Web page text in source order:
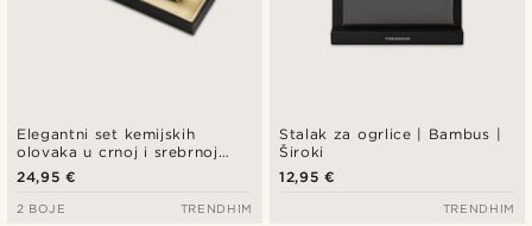
Elegantni set kemijskih
olovaka u crnoj i srebrnoj
boji
24,95 €
2 BOJE TRENDHIM
Stalak za ogrlice | Bambus |
Široki
12,95 €
TRENDHIM